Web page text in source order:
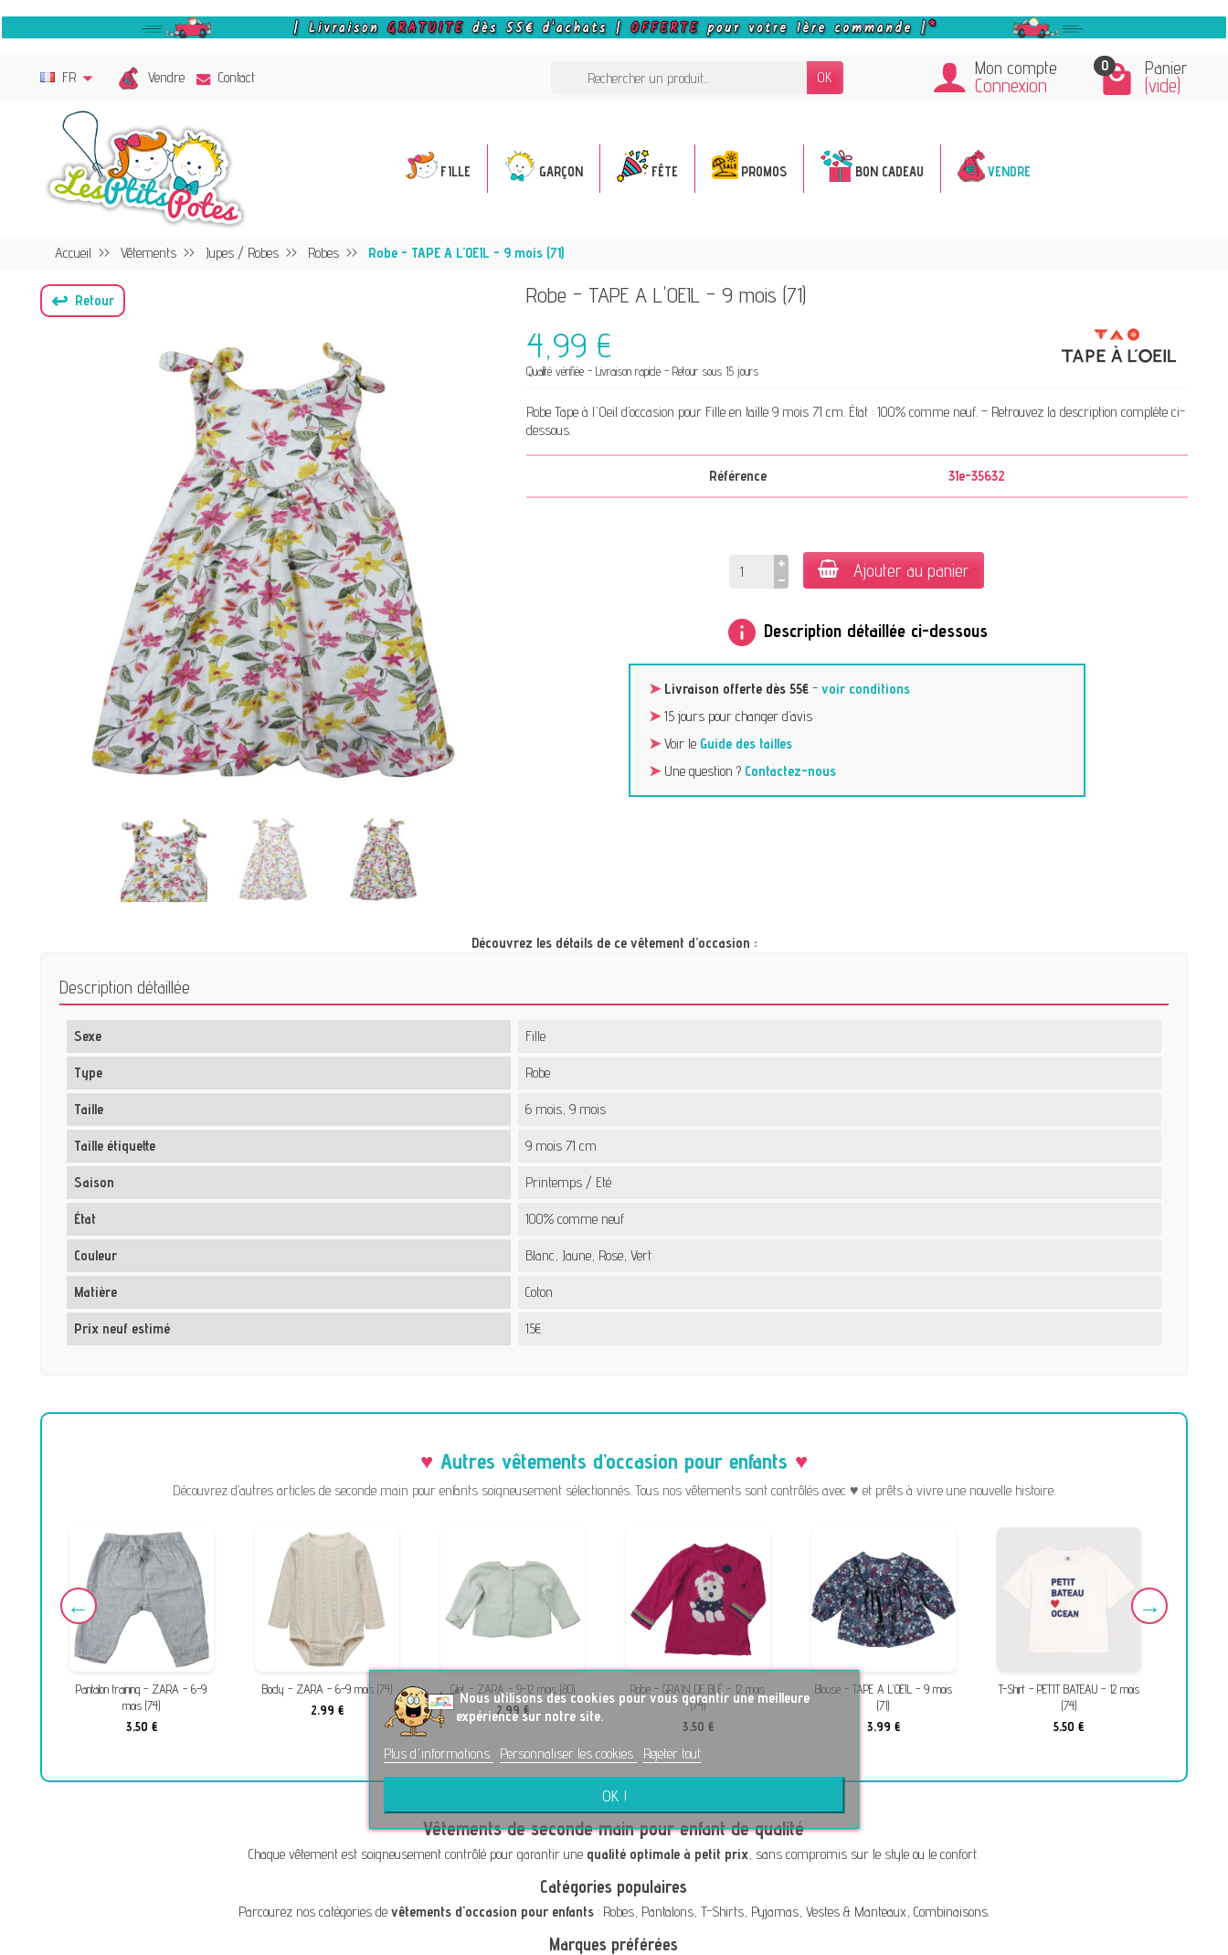
FR Vendre Contact OK Mon compte
Connexion
0 Panier
(vide)
FILLE GARÇON FÊTE PROMOS BON CADEAU VENDRE
Accueil Vêtements Jupes / Robes Robes Robe - TAPE A L'OEIL - 9 mois (71)
↩ Retour Robe - TAPE A L'OEIL - 9 mois (71)
4,99 €
Qualité vérifiée - Livraison rapide - Retour sous 15 jours
Robe Tape à l'Oeil d’occasion pour Fille en taille 9 mois 71 cm. État : 100% comme neuf. – Retrouvez la description complète ci-
dessous.
Référence 31e-35632
Ajouter au panier
info Description détaillée ci-dessous
➤ Livraison offerte dès 55€- voir conditions
➤15 jours pour changer d’avis
➤Voir le Guide des tailles
➤Une question ? Contactez-nous
Découvrez les détails de ce vêtement d’occasion :
Description détaillée
Sexe Fille
Type Robe
Taille 6 mois, 9 mois
Taille étiquette 9 mois 71 cm
Saison Printemps / Eté
État 100% comme neuf
Couleur Blanc, Jaune, Rose, Vert
Matière Coton
Prix neuf estimé 15€
Autres vêtements d’occasion pour enfants
Découvrez d’autres articles de seconde main pour enfants soigneusement sélectionnés. Tous nos vêtements sont contrôlés avec ♥ et prêts à vivre une nouvelle histoire.
Pantalon training - ZARA - 6-9
mois (74)
3,50 €
Body - ZARA - 6-9 mois (74)
2,99 €
Gilet - ZARA - 9-12 mois (80)
2,99 €
Robe - GRAIN DE BLÉ - 12 mois
(74)
3,50 €
Blouse - TAPE A L'OEIL - 9 mois
3,99 €
T-Shirt - PETIT BATEAU - 12 mois
5,50 €
Vêtements de seconde main pour enfant de qualité
Chaque vêtement est soigneusement contrôlé pour garantir une qualité optimale à petit prix, sans compromis sur le style ou le confort.
Catégories populaires
Parcourez nos catégories de vêtements d'occasion pour enfants: Robes, Pantalons, T-Shirts, Pyjamas, Vestes & Manteaux, Combinaisons.
Marques préférées
Nous utilisons des cookies pour vous garantir une meilleure
expérience sur notre site.
Plus d'informations Personnaliser les cookies Rejeter tout
OK !